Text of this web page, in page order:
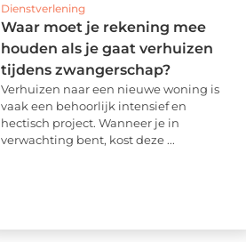
Dienstverlening
Waar moet je rekening mee
houden als je gaat verhuizen
tijdens zwangerschap?
Verhuizen naar een nieuwe woning is
vaak een behoorlijk intensief en
hectisch project. Wanneer je in
verwachting bent, kost deze ...